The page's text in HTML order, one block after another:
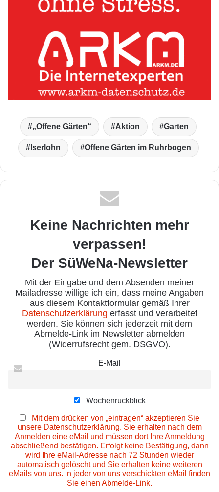
„Offene Gärten“ Aktion Garten
Iserlohn Offene Gärten im Ruhrbogen
Keine Nachrichten mehr
verpassen!
Der SüWeNa-Newsletter
Mit der Eingabe und dem Absenden meiner
Mailadresse willige ich ein, dass meine Angaben
aus diesem Kontaktformular gemäß Ihrer
Datenschutzerklärung erfasst und verarbeitet
werden. Sie können sich jederzeit mit dem
Abmelde-Link im Newsletter abmelden
(Widerrufsrecht gem. DSGVO).
E-Mail
Wochenrückblick
Mit dem drücken von „eintragen“ akzeptieren Sie
unsere Datenschutzerklärung. Sie erhalten nach dem
Anmelden eine eMail und müssen dort Ihre Anmeldung
abschließend bestätigen. Erfolgt keine Bestätigung, dann
wird Ihre eMail-Adresse nach 72 Stunden wieder
automatisch gelöscht und Sie erhalten keine weiteren
eMails von uns. In jeder von uns verschickten eMail finden
Sie einen Abmelde-Link.